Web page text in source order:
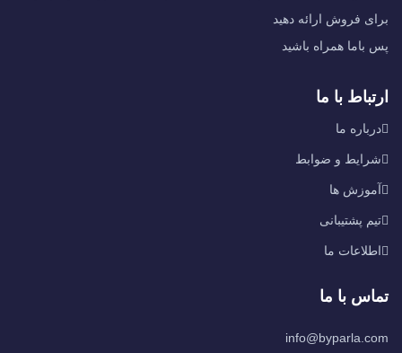
برای فروش ارائه دهید
پس باما همراه باشید
ارتباط با ما
درباره ما
شرایط و ضوابط
آموزش ها
تیم پشتیبانی
اطلاعات ما
تماس با ما
info@byparla.com